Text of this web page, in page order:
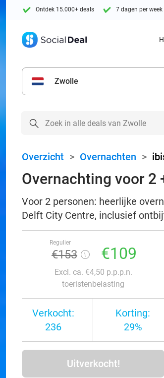
Ontdek 15.000+ deals 7 dagen per
Zwolle
Overzicht > Overnachten >
Overnachting voor
Voor 2 personen: heerlijke
Delft City Centre, inclusief
Regulier
€153 €109
Excl. ca. €4,50 p.p.p.n.
toeristenbelasting
Verkocht:
236
Korting:
29%
Uitverkocht!